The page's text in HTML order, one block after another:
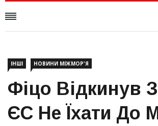
ІНШІ НОВИНИ МІЖМОР'Я
Фіцо Відкинув
ЄС Не Їхати До